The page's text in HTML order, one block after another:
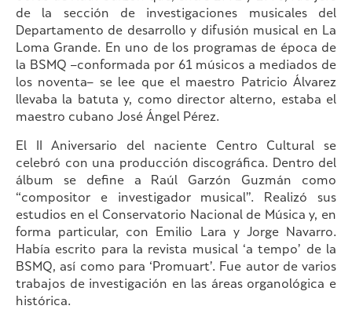
de la sección de investigaciones musicales del
Departamento de desarrollo y difusión musical en La
Loma Grande. En uno de los programas de época de
la BSMQ –conformada por 61 músicos a mediados de
los noventa– se lee que el maestro Patricio Álvarez
llevaba la batuta y, como director alterno, estaba el
maestro cubano José Ángel Pérez.
El II Aniversario del naciente Centro Cultural se
celebró con una producción discográfica. Dentro del
álbum se define a Raúl Garzón Guzmán como
“compositor e investigador musical”. Realizó sus
estudios en el Conservatorio Nacional de Música y, en
forma particular, con Emilio Lara y Jorge Navarro.
Había escrito para la revista musical ‘a tempo’ de la
BSMQ, así como para ‘Promuart’. Fue autor de varios
trabajos de investigación en las áreas organológica e
histórica.